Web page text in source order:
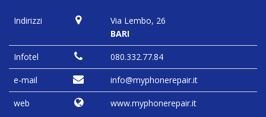
Indirizzi
Via Lembo, 26
BARI
Infotel 080.332.77.84
e-mail info@myphonerepair.it
web www.myphonerepair.it